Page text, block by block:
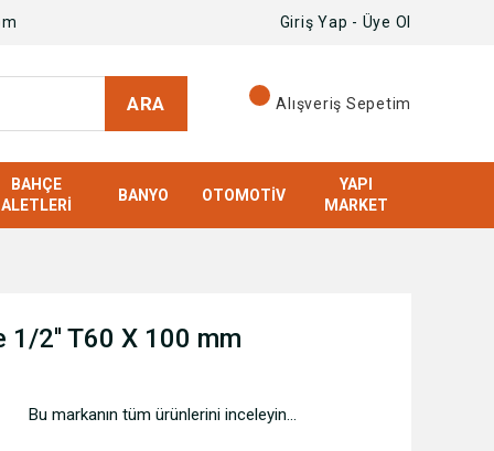
Giriş Yap - Üye Ol
ARA Alışveriş Sepetim
BAHÇE
ALETLERI
BANYO OTOMOTIV
YAPI
MARKET
1/2'' T60 X 100 mm
Bu markanın tüm ürünlerini inceleyin...